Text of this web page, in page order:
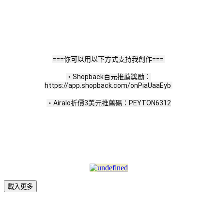
===你可以用以下方式支持我創作===
・Shopback百元推薦獎勵：
https://app.shopback.com/onPiaUaaEyb
・Airalo折價3美元推薦碼：PEYTON6312
載入更多